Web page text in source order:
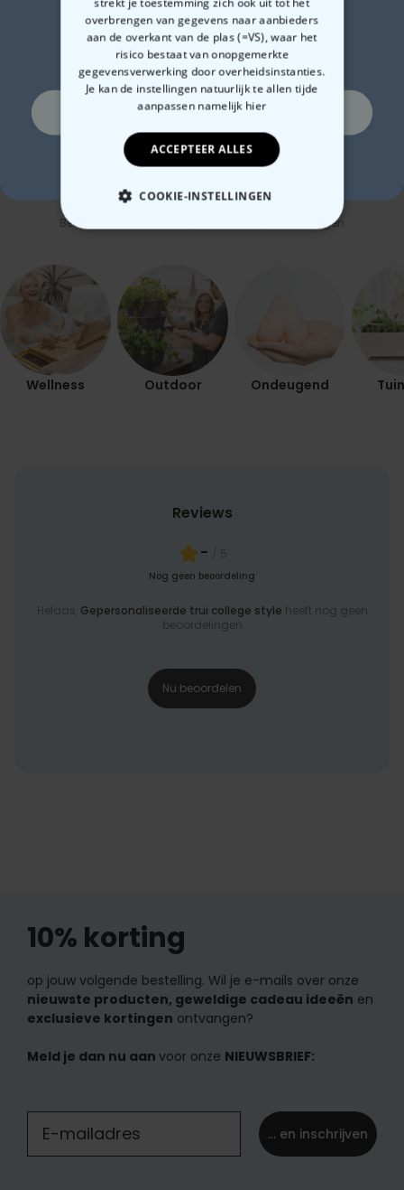
Gepersonaliseerde
Geurhanger set van 2
€ 19,99
Gepersonaliseerde
Sokken met Foto Gezicht
€ 19,99
Gerelateerde categorie
Bekijk onze andere categorie met ongewone dingen
Wellness Outdoor Ondeugend
Reviews
- / 5
Nog geen beoordeling
Helaas, Gepersonaliseerde trui college style heeft nog geen
beoordelingen
Nu beoordelen
10% korting
op jouw volgende bestelling. Wil je e-mails over onze
nieuwste producten, geweldige cadeau ideeën en
exclusieve kortingen ontvangen?
Meld je dan nu aan voor onze NIEUWSBRIEF:
... en inschrijven
overbrengen van gegevens naar aanbieders
aan de overkant van de plas (=VS), waar het
risico bestaat van onopgemerkte
gegevensverwerking door overheidsinstanties.
Je kan de instellingen natuurlijk te allen tijde
aanpassen namelijk hier
ACCEPTEER ALLES
COOKIE-INSTELLINGEN
PERFORMANCE
MARKETING
Zin in
10% korting?
Ja, graag!
Nee, ik ben geen fan van korting